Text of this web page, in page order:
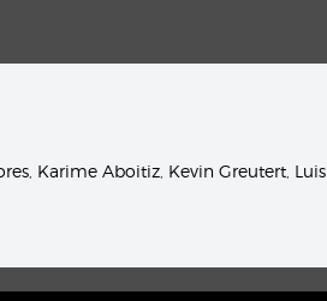
Karime Aboitiz Kevin Greutert Luis